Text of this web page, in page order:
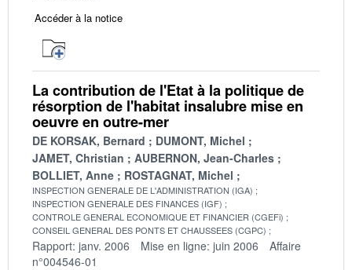
Accéder à la notice
La contribution de l'Etat à la politique de
résorption de l'habitat insalubre mise en
oeuvre en outre-mer
DE KORSAK, Bernard
DUMONT, Michel
JAMET, Christian
AUBERNON, Jean-Charles
BOLLIET, Anne
ROSTAGNAT, Michel
INSPECTION GENERALE DE L'ADMINISTRATION (IGA)
INSPECTION GENERALE DES FINANCES (IGF)
CONTROLE GENERAL ECONOMIQUE ET FINANCIER (CGEFi)
CONSEIL GENERAL DES PONTS ET CHAUSSEES (CGPC)
Rapport: janv. 2006 Mise en ligne: juin 2006
Affaire
n°004546-01